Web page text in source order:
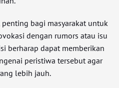
bagi masyarakat untuk
dengan rumors atau isu
berharap dapat memberikan
peristiwa tersebut agar
lebih jauh.